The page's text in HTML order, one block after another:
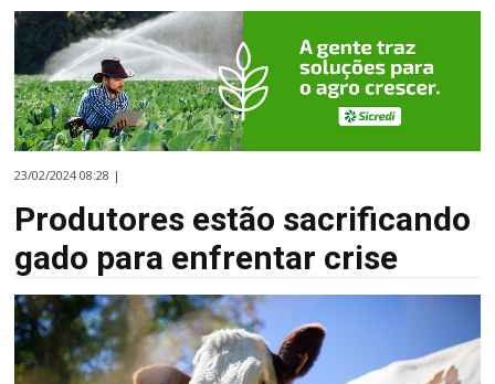
23/02/2024 08:28 |
Produtores estão sacrificando
gado para enfrentar crise